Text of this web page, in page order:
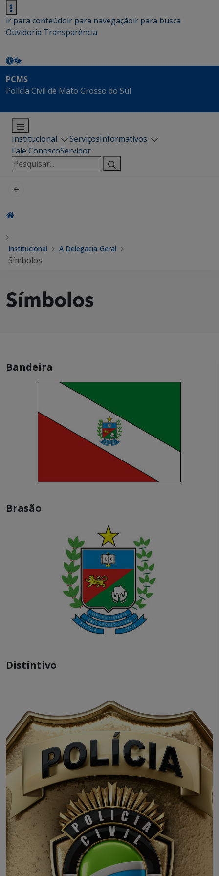
ir para conteúdoir para navegaçãoir para busca
Ouvidoria Transparência
PCMS
Polícia Civil de Mato Grosso do Sul
Institucional ServiçosInformativos
Fale ConoscoServidor
Pesquisar
por:
Institucional A Delegacia-Geral
Símbolos
Símbolos
Bandeira
Brasão
Distintivo